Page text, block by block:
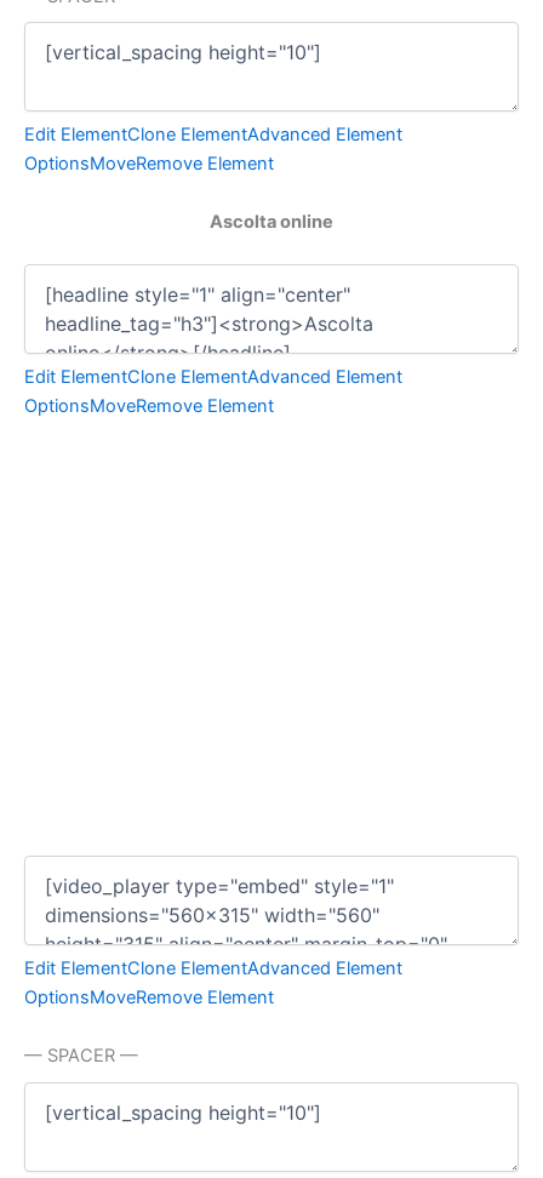
Edit ElementClone ElementAdvanced Element
OptionsMoveRemove Element
Ascolta online
Edit ElementClone ElementAdvanced Element
OptionsMoveRemove Element
Edit ElementClone ElementAdvanced Element
OptionsMoveRemove Element
— SPACER —